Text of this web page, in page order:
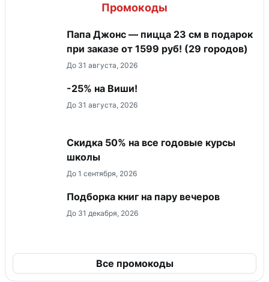
Промокоды
Папа Джонс — пицца 23 см в подарок
при заказе от 1599 руб! (29 городов)
До 31 августа, 2026
-25% на Виши!
До 31 августа, 2026
Скидка 50% на все годовые курсы
школы
До 1 сентября, 2026
Подборка книг на пару вечеров
До 31 декабря, 2026
Все промокоды